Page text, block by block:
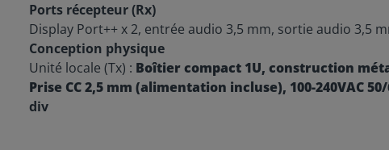
Ports récepteur (Rx)
Display Port++ x 2, entrée audio 3,5 mm, sortie audio 3,5
Conception physique
Unité locale (Tx) : Boîtier compact 1U, construction
Prise CC 2,5 mm (alimentation incluse), 100-240VAC
div